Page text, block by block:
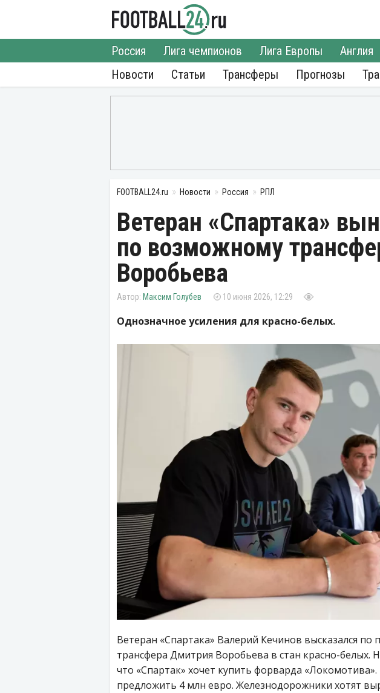
Новости
Россия Лига чемпионов Лига Европы Англия
Статьи
Трансферы Прогнозы
FOOTBALL24.ru Новости Россия РПЛ
Ветеран «Спартака»
по возможному
Воробьева
Максим Голубев 10 июня 2026, 12:29
Однозначное усиления для красно-белых.
Ветеран «Спартака» Валерий Кечинов высказался
трансфера Дмитрия Воробьева в стан красно-белых.
что «Спартак» хочет купить форварда
предложить 4 млн евро. Железнодорожники хотят